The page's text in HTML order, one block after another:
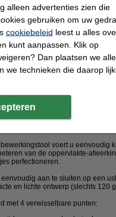
worden.
voert u eenvoudig
van de oppervlakte-
perfectioneren.
aan te sluiten op een
en lichte ontwerp (slechts 120
met 4 verwisselbare punten:
alleen advertenties zien die
gebruiken om uw
cookiebeleid leest u alles
kunt aanpassen. Klik op
Dan plaatsen we
we technieken die daarop